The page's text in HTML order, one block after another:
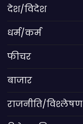
देश/विदेश
धर्म/कर्म
फीचर
बाजार
राजनीति/विश्लेषण